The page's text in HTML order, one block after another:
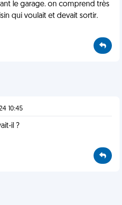
le garage. on comprend très
qui voulait et devait sortir.
10:45
il ?